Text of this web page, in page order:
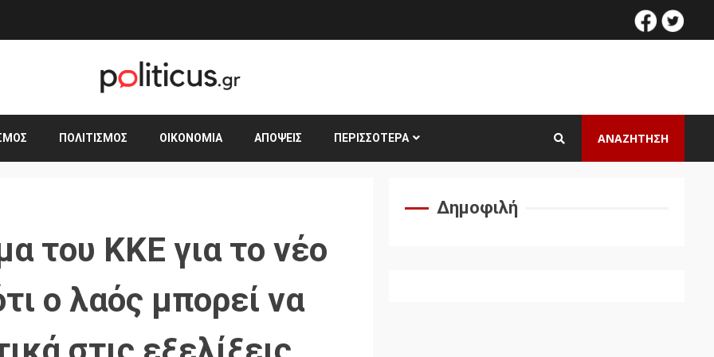
facebook
ΠΟΛΙΤΙΣΜΌΣ ΟΙΚΟΝΟΜΊΑ ΑΠΌΨΕΙΣ ΠΕΡΙΣΣΌΤΕΡΑ ΑΝΑΖΗΤΗΣΗ
του ΚΚΕ για το νέο
ο λαός μπορεί να
Δημοφιλή